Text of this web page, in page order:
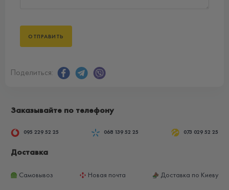
Поделиться:
Заказывайте по телефону
095 229 52 25 068 139 52 25 073 029 52 25
Доставка
Самовывоз Новая почта Доставка по Киеву